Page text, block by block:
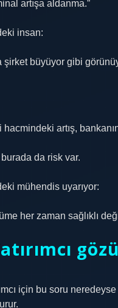
artışa aldanma.”
insan:
şirket büyüyor gibi
hacmindeki artış,
da risk var.
mühendis uyarıyor:
her zaman sağlıklı
için bu soru